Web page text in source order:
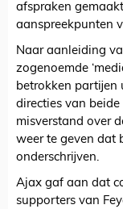
afspraken
aanspreekpunten
Naar aanleiding
zogenoemde
betrokken partijen
directies van beide
misverstand over
weer te geven dat
onderschrijven.
Ajax gaf aan dat
supporters van